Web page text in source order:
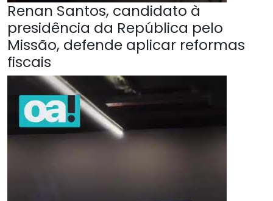
Renan Santos, candidato à
presidência da República pelo
Missão, defende aplicar reformas
fiscais